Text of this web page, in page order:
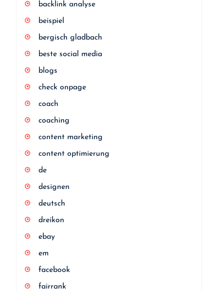
backlink analyse
beispiel
bergisch gladbach
beste social media
blogs
check onpage
coach
coaching
content marketing
content optimierung
de
designen
deutsch
dreikon
ebay
em
facebook
fairrank